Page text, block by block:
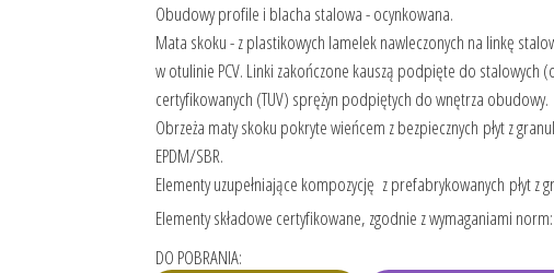
Obudowy profile i blacha stalowa - ocynkowana.
Mata skoku - z plastikowych lamelek nawleczonych na linkę
w otulinie PCV. Linki zakończone kauszą podpięte do stalowych
certyfikowanych (TUV) sprężyn podpiętych do wnętrza obudowy.
Obrzeża maty skoku pokryte wieńcem z bezpiecznych płyt z
EPDM/SBR.
Elementy uzupełniające kompozycję z prefabrykowanych płyt z
Elementy składowe certyfikowane, zgodnie z wymaganiami
DO POBRANIA: